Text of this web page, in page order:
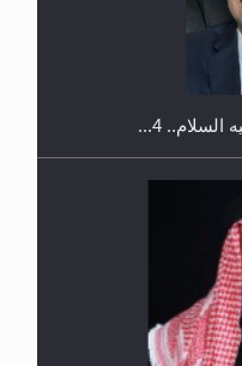
سبيل إرساء الأمن